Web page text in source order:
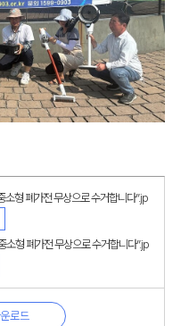
소형 폐가전 무상으로 수거합니다”.jp
소형 폐가전 무상으로 수거합니다”.jp
로드